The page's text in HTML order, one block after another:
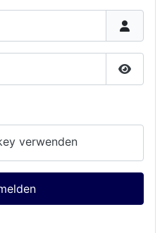
verwenden